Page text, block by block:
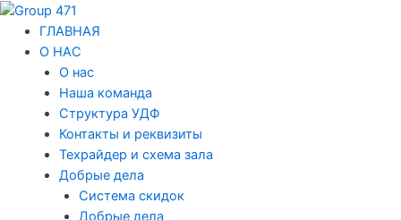
Перейти
содержимому
ГЛАВНАЯ
О НАС
О нас
Наша команда
Структура УДФ
Контакты и реквизиты
Техрайдер и схема зала
Добрые дела
Система скидок
Добрые дела
Навигация
по
записям